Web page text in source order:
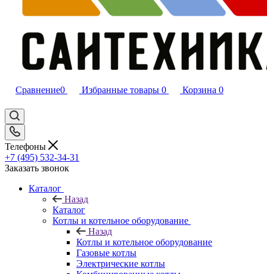
Сравнение0 Избранные товары 0 Корзина 0
Телефоны
+7 (495) 532‑34‑31
Заказать звонок
Каталог
Назад
Каталог
Котлы и котельное оборудование
Назад
Котлы и котельное оборудование
Газовые котлы
Электрические котлы